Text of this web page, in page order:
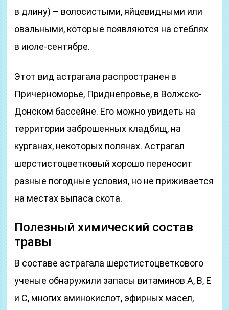
в длину) – волосистыми, яйцевидными или
овальными, которые появляются на стеблях
в июле-сентябре.
Этот вид астрагала распространен в
Причерноморье, Приднепровье, в Волжско-
Донском бассейне. Его можно увидеть на
территории заброшенных кладбищ, на
курганах, некоторых полянах. Астрагал
шерстистоцветковый хорошо переносит
разные погодные условия, но не приживается
на местах выпаса скота.
Полезный химический состав
травы
В составе астрагала шерстистоцветкового
ученые обнаружили запасы витаминов А, В, Е
и С, многих аминокислот, эфирных масел,